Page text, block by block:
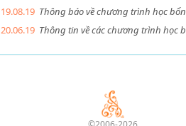
19.08.19 Thông báo về chương trình học
20.06.19 Thông tin về các chương trình học